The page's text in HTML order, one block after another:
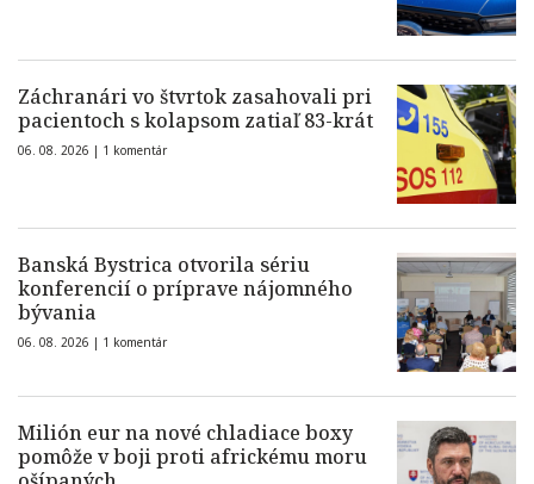
Záchranári vo štvrtok zasahovali pri
pacientoch s kolapsom zatiaľ 83-krát
06. 08. 2026 | 1 komentár
Banská Bystrica otvorila sériu
konferencií o príprave nájomného
bývania
06. 08. 2026 | 1 komentár
Milión eur na nové chladiace boxy
pomôže v boji proti africkému moru